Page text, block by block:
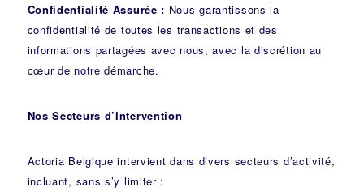
Confidentialité Assurée : Nous garantissons la
confidentialité de toutes les transactions et des
informations partagées avec nous, avec la discrétion au
cœur de notre démarche.
Nos Secteurs d’Intervention
Actoria Belgique intervient dans divers secteurs d’activité,
incluant, sans s’y limiter :